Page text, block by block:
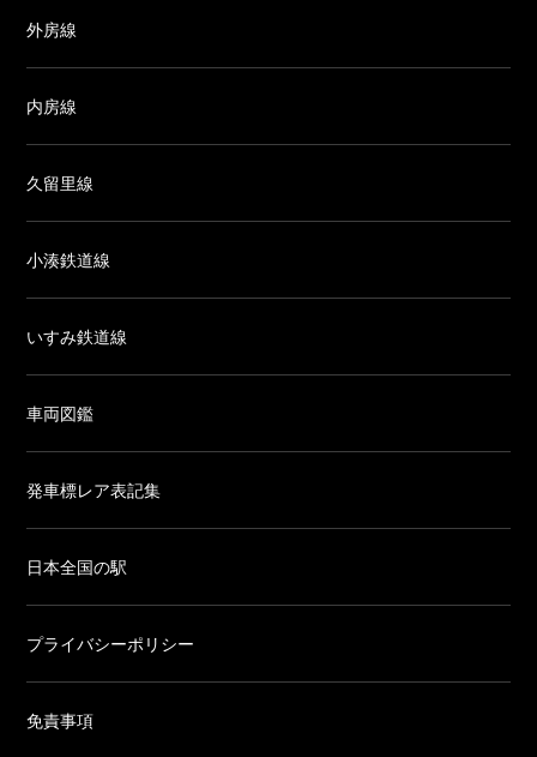
外房線
内房線
久留里線
小湊鉄道線
いすみ鉄道線
車両図鑑
発車標レア表記集
日本全国の駅
プライバシーポリシー
免責事項